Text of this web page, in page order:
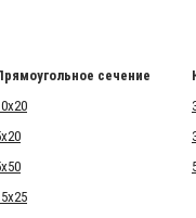
сечение